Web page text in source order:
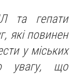
та гепати
які повинен
у міських
увагу, що